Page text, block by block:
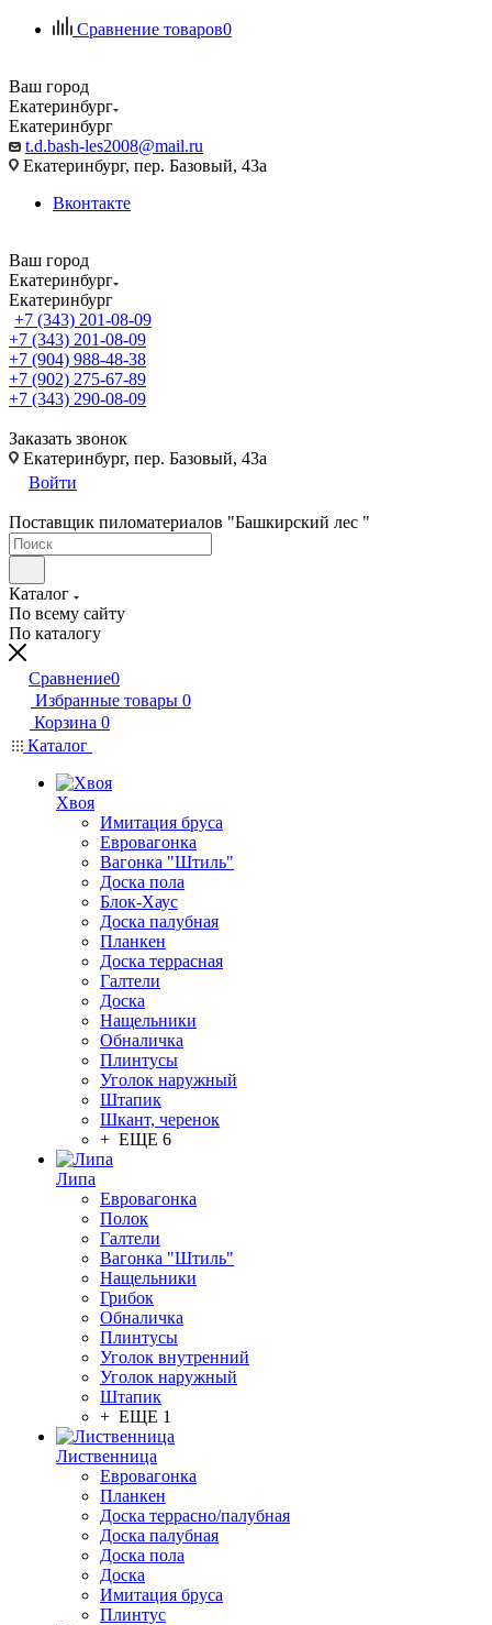
Сравнение товаров0
Ваш город
Екатеринбург
Екатеринбург
t.d.bash-les2008@mail.ru
Екатеринбург, пер. Базовый, 43а
Вконтакте
Ваш город
Екатеринбург
Екатеринбург
+7 (343) 201-08-09
+7 (343) 201-08-09
+7 (904) 988-48-38
+7 (902) 275-67-89
+7 (343) 290-08-09
Заказать звонок
Екатеринбург, пер. Базовый, 43а
Войти
Поставщик пиломатериалов "Башкирский лес "
Каталог
По всему сайту
По каталогу
Сравнение0
Избранные товары 0
Корзина 0
Каталог
Хвоя
Имитация бруса
Евровагонка
Вагонка "Штиль"
Доска пола
Блок-Хаус
Доска палубная
Планкен
Доска террасная
Галтели
Доска
Нащельники
Обналичка
Плинтусы
Уголок наружный
Штапик
Шкант, черенок
+ ЕЩЕ 6
Липа
Евровагонка
Полок
Галтели
Вагонка "Штиль"
Нащельники
Грибок
Обналичка
Плинтусы
Уголок внутренний
Уголок наружный
Штапик
+ ЕЩЕ 1
Лиственница
Евровагонка
Планкен
Доска террасно/палубная
Доска палубная
Доска пола
Доска
Имитация бруса
Плинтус